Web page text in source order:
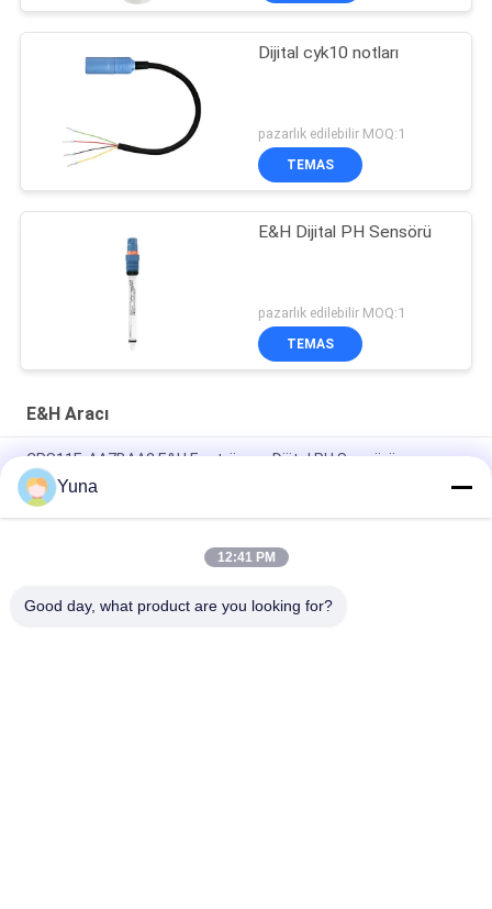
Dijital cyk10 notları
pazarlık edilebilir MOQ:1
TEMAS
E&H Dijital PH Sensörü
pazarlık edilebilir MOQ:1
TEMAS
E&H Aracı
CPS11E-AA7BAA2 E&H Enstrüman Dijital PH Sensörü
Memosens CPS11E
CPS11E AA7BTA2 Dijital PH Sensörü Memosens CPS11E
Yuna
12:41 PM
Good day, what product are you looking for?